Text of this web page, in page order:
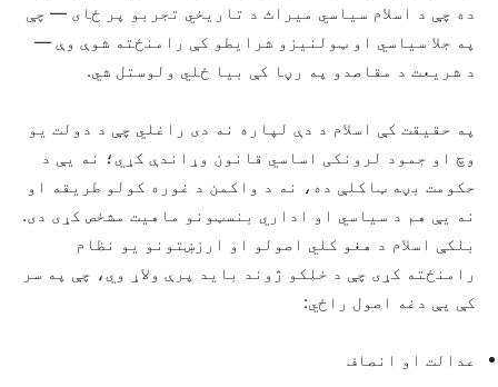
ده چې د اسلام سیاسي میراث د تاریخي تجربو پر ځای — چې
په جلا سیاسي او ټولنیزو شرایطو کې رامنځته شوې وې —
د شریعت د مقاصدو په رڼا کې بیا ځلي ولوستل شي.
په حقیقت کې اسلام د دې لپاره نه دی راغلي چې د دولت یو
وچ او جمود لرونکی اساسي قانون وړاندې کړي؛ نه یې د
حکومت بڼه ټاکلې ده، نه د واکمن د غوره کولو طریقه او
نه یې هم د سیاسي او اداري بنسټونو ماهیت مشخص کړی دی.
بلکې اسلام د هغو کلي اصولو او ارزښتونو یو نظام
رامنځته کړی چې د خلکو ژوند باید پرې ولاړ وي، چې په سر
کې یې دغه اصول راځي:
عدالت او انصاف